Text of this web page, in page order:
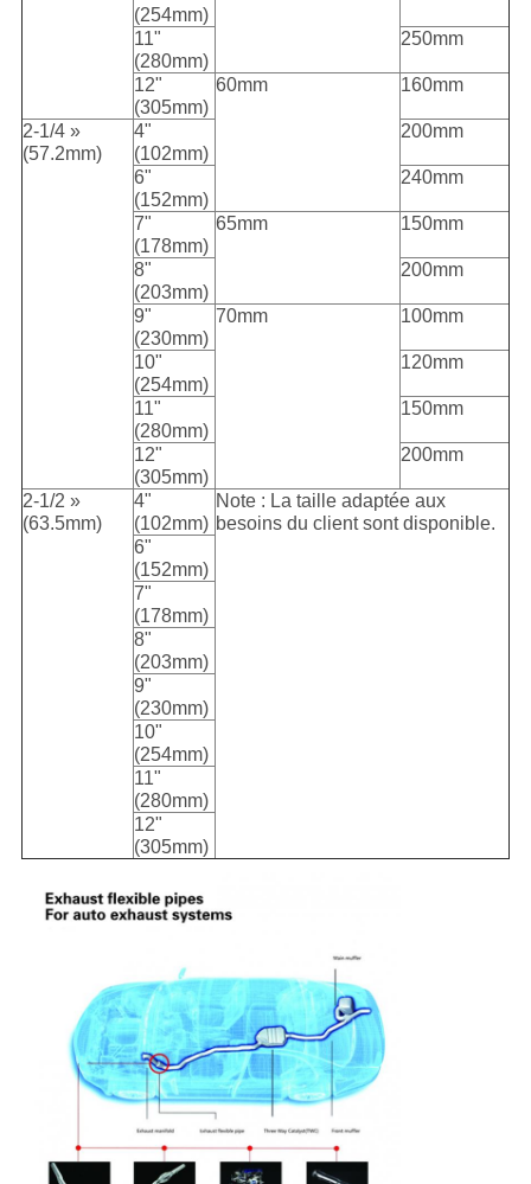
(254mm)
11"
(280mm)
250mm
12"
(305mm)
60mm 160mm
2-1/4 »
(57.2mm)
4"
(102mm)
200mm
6"
(152mm)
240mm
7"
(178mm)
65mm 150mm
8"
(203mm)
200mm
9"
(230mm)
70mm 100mm
10"
(254mm)
120mm
11"
(280mm)
150mm
12"
(305mm)
200mm
2-1/2 »
(63.5mm)
4"
(102mm)
Note : La taille adaptée aux
besoins du client sont disponible.
6"
(152mm)
7"
(178mm)
8"
(203mm)
9"
(230mm)
10"
(254mm)
11"
(280mm)
12"
(305mm)